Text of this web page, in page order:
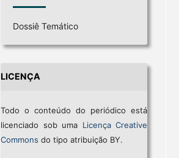
Dossiê Temático
LICENÇA
Todo o conteúdo do periódico está
licenciado sob uma Licença Creative
Commons do tipo atribuição BY.